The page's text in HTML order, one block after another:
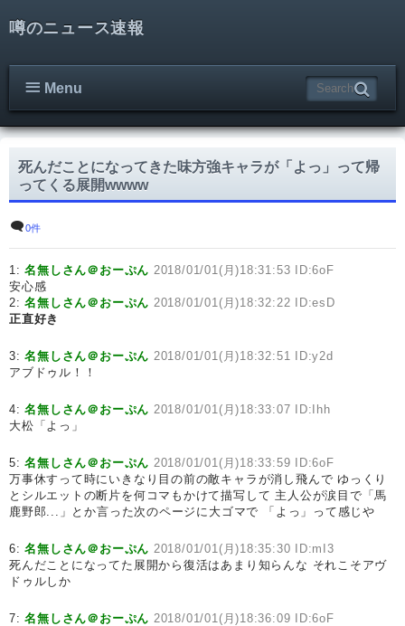
噂のニュース速報
Menu
死んだことになってきた味方強キャラが「よっ」って帰
ってくる展開wwww
0件
1:名無しさん＠おーぷん 2018/01/01(月)18:31:53 ID:6oF
安心感
2:名無しさん＠おーぷん 2018/01/01(月)18:32:22 ID:esD
正直好き
3:名無しさん＠おーぷん 2018/01/01(月)18:32:51 ID:y2d
アブドゥル！！
4:名無しさん＠おーぷん 2018/01/01(月)18:33:07 ID:Ihh
大松「よっ」
5:名無しさん＠おーぷん 2018/01/01(月)18:33:59 ID:6oF
万事休すって時にいきなり目の前の敵キャラが消し飛んで ゆっくり
とシルエットの断片を何コマもかけて描写して 主人公が涙目で「馬
鹿野郎...」とか言った次のページに大ゴマで 「よっ」って感じや
6:名無しさん＠おーぷん 2018/01/01(月)18:35:30 ID:mI3
死んだことになってた展開から復活はあまり知らんな それこそアヴ
ドゥルしか
7:名無しさん＠おーぷん 2018/01/01(月)18:36:09 ID:6oF